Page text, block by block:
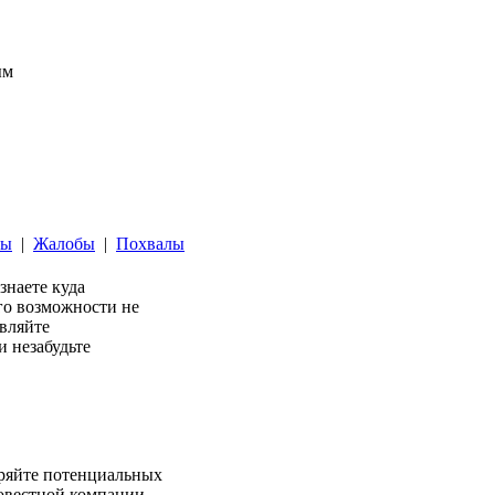
| Жалобы | Похвалы
куда
возможности не
потенциальных